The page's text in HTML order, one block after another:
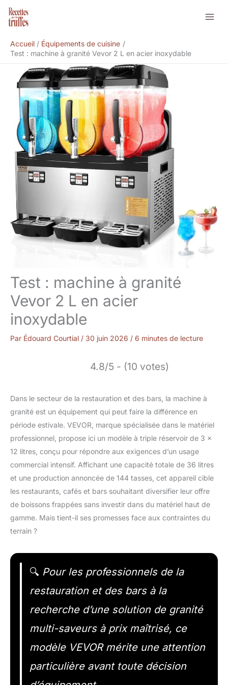
Aller
Accueil
Équipements de cuisine
Test : machine à granité Vevor 2 L en acier inoxydable
Test : machine à granité
Vevor 2 L en acier
inoxydable
Par Édouard Courtial / 30 juin 2026 / 6 minutes de lecture
4.8/5 - (10 votes)
Dans le secteur de la restauration et des bars, la machine à
granité est un équipement qui peut faire la différence en
période estivale. VEVOR, marque spécialisée dans le matériel
professionnel, propose ici un modèle à triple réservoir de 3 x
12 litres, conçu pour répondre aux exigences d’un usage
commercial intensif. Affichant une capacité totale de 36 litres
et une production annoncée de 144 tasses, cet appareil cible
les restaurants, cafés et bars souhaitant diversifier leur offre
de boissons frappées sans investir dans du matériel haut de
gamme. Mais tient-il ses promesses face aux contraintes du
terrain ?
🔍 Pour les professionnels de la
restauration et des bars à la
recherche d’une solution de granité
multi-saveurs à prix maîtrisé, ce
modèle VEVOR mérite une attention
particulière avant toute décision
Rechercher